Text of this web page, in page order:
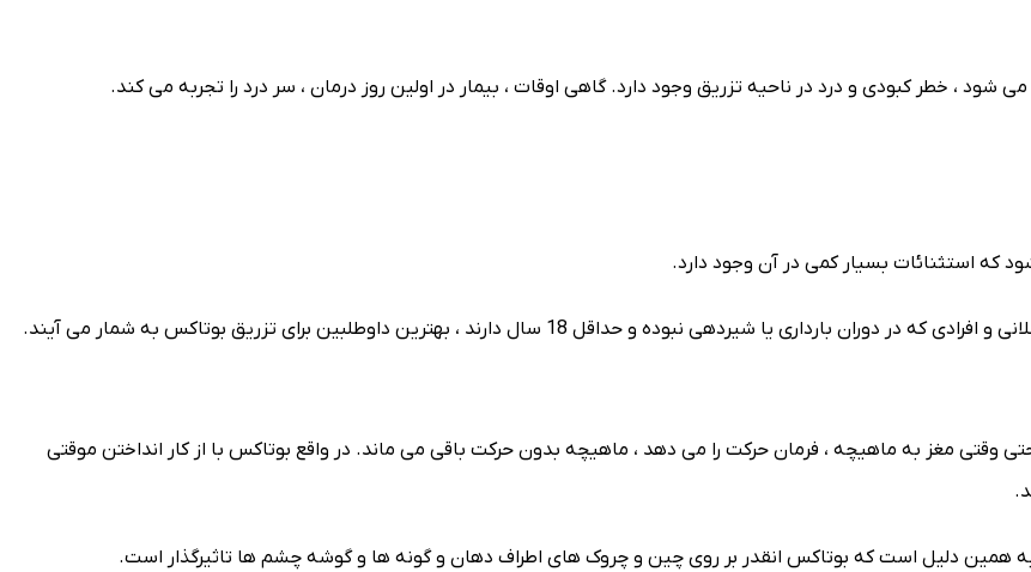
، خطر کبودی و درد در ناحیه تزریق وجود دارد. گاهی اوقات ، بیمار در اولین روز درمان ، سر درد را تجربه می کند.
که استثنائات بسیار کمی در آن وجود دارد.
نبوده و حداقل 18 سال دارند ، بهترین داوطلبین برای تزریق بوتاکس به شمار می آیند.
مغز به ماهیچه ، فرمان حرکت را می دهد ، ماهیچه بدون حرکت باقی می ماند. در واقع بوتاکس با از کار انداختن موقتی
دلیل است که بوتاکس انقدر بر روی چین و چروک های اطراف دهان و گونه ها و گوشه چشم ها تاثیرگذار است.